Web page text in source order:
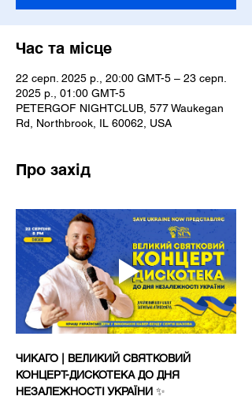
Час та місце
22 серп. 2025 р., 20:00 GMT-5 – 23 серп.
2025 р., 01:00 GMT-5
PETERGOF NIGHTCLUB, 577 Waukegan
Rd, Northbrook, IL 60062, USA
Про захід
ЧИКАГО | ВЕЛИКИЙ СВЯТКОВИЙ
КОНЦЕРТ-ДИСКОТЕКА ДО ДНЯ
НЕЗАЛЕЖНОСТІ УКРАЇНИ ✨